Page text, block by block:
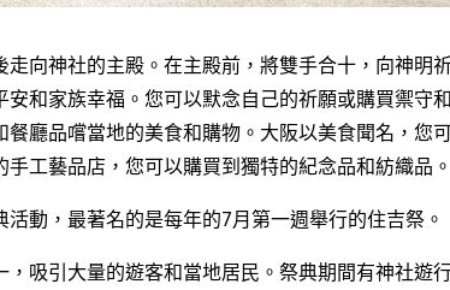
向神社的主殿。在主殿前，將雙手合十，向神明
和家族幸福。您可以默念自己的祈願或購買禦守
廳品嚐當地的美食和購物。大阪以美食聞名，您
工藝品店，您可以購買到獨特的紀念品和紡織品。
動，最著名的是每年的7月第一週舉行的住吉祭。
吸引大量的遊客和當地居民。祭典期間有神社遊